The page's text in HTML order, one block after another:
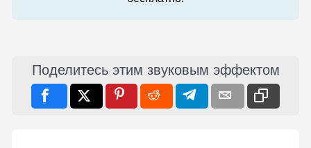
Поделитесь этим звуковым эффектом